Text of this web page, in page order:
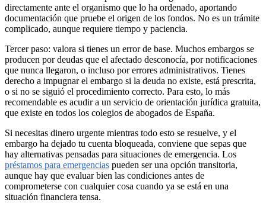
directamente ante el organismo que lo ha ordenado, aportando
documentación que pruebe el origen de los fondos. No es un trámite
complicado, aunque requiere tiempo y paciencia.
Tercer paso: valora si tienes un error de base. Muchos embargos se
producen por deudas que el afectado desconocía, por notificaciones
que nunca llegaron, o incluso por errores administrativos. Tienes
derecho a impugnar el embargo si la deuda no existe, está prescrita,
o si no se siguió el procedimiento correcto. Para esto, lo más
recomendable es acudir a un servicio de orientación jurídica gratuita,
que existe en todos los colegios de abogados de España.
Si necesitas dinero urgente mientras todo esto se resuelve, y el
embargo ha dejado tu cuenta bloqueada, conviene que sepas que
hay alternativas pensadas para situaciones de emergencia. Los
préstamos para emergencias pueden ser una opción transitoria,
aunque hay que evaluar bien las condiciones antes de
comprometerse con cualquier cosa cuando ya se está en una
situación financiera tensa.